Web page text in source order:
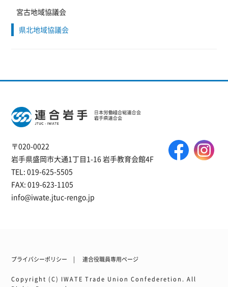
宮古地域協議会
県北地域協議会
〒020-0022
岩手県盛岡市大通1丁目1-16 岩手教育会館4F
TEL: 019-625-5505
FAX: 019-623-1105
info@iwate.jtuc-rengo.jp
プライバシーポリシー 連合役職員専用ページ
Copyright (C) IWATE Trade Union Confederetion. All